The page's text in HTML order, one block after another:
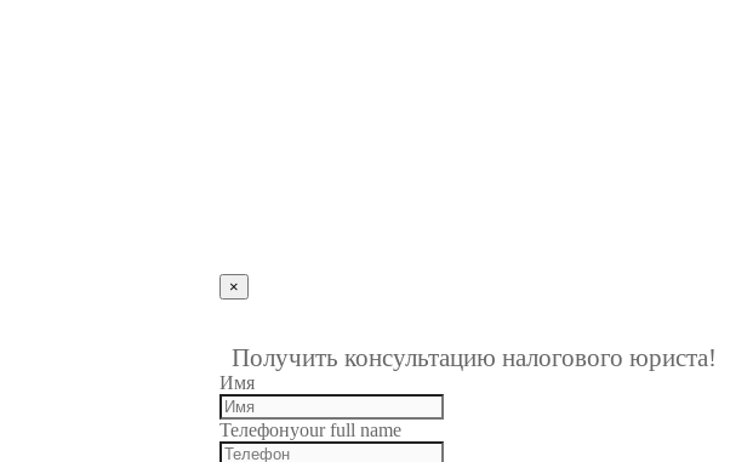
×
Получить консультацию налогового юриста!
Имя
Телефонyour full name